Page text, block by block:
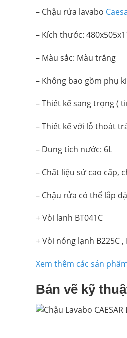
– Chậu rửa lavabo
– Kích thước:
– Màu sắc: Màu trắng
– Không bao gồm phụ
– Thiết kế sang trọng (
– Thiết kế với lỗ thoát
– Dung tích nước: 6L
– Chất liệu sứ cao cấp,
– Chậu rửa có thể lắp
+ Vòi lanh BT041C
+ Vòi nóng lạnh B225C ,
Xem thêm các sản
Bản vẽ kỹ